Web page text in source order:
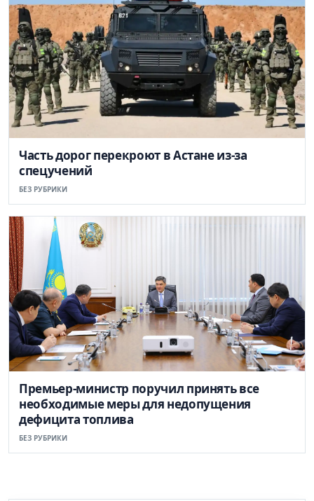
Часть дорог перекроют в Астане из-за
спецучений
БЕЗ РУБРИКИ
Премьер-министр поручил принять все
необходимые меры для недопущения
дефицита топлива
БЕЗ РУБРИКИ